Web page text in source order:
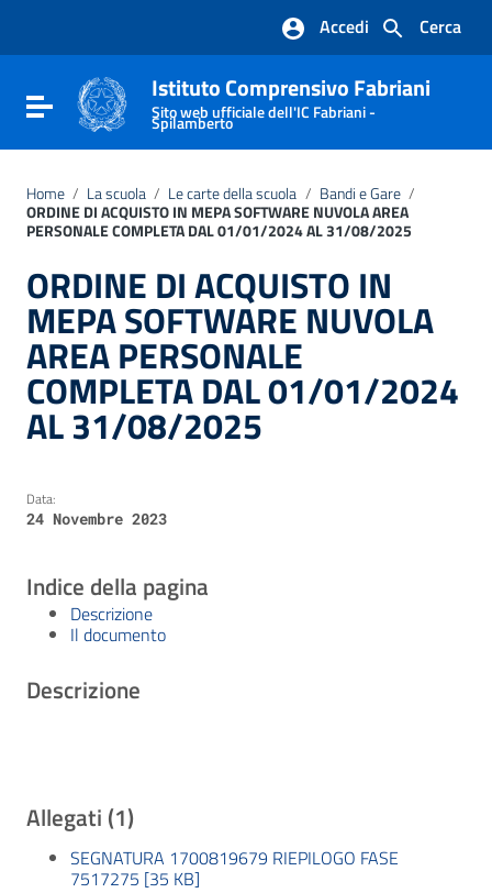
Vai al footer
Cerca
Accedi
Attiva / disattiva la navigazione
Istituto Comprensivo Fabriani
Sito web ufficiale dell'IC Fabriani -
Spilamberto
Home / La scuola / Le carte della scuola / Bandi e Gare /
ORDINE DI ACQUISTO IN MEPA SOFTWARE NUVOLA AREA
PERSONALE COMPLETA DAL 01/01/2024 AL 31/08/2025
ORDINE DI ACQUISTO IN
MEPA SOFTWARE NUVOLA
AREA PERSONALE
COMPLETA DAL 01/01/2024
AL 31/08/2025
Data:
24 Novembre 2023
Indice della pagina
Descrizione
Il documento
Descrizione
Allegati (1)
SEGNATURA 1700819679 RIEPILOGO FASE
7517275 [35 KB]